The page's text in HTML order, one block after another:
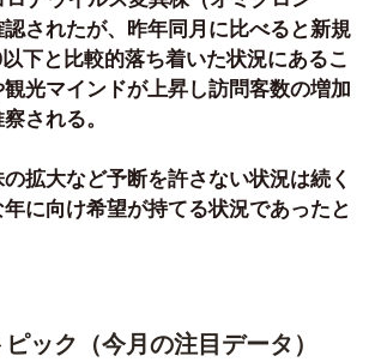
されたが、昨年同月に比べると新規
下と比較的落ち着いた状況にあるこ
光マインドが上昇し訪問客数の増加
される。
の拡大など予断を許さない状況は続く
に向け希望が持てる状況であったと
ック（今月の注目データ）